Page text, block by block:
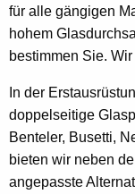
für alle gängigen
hohem
bestimmen Sie.
In der
doppelseitige
Benteler, Busetti,
bieten wir neben
angepasste